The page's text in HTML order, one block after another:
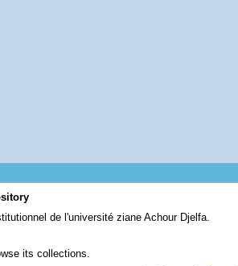
de l'université ziane Achour Djelfa.
its collections.